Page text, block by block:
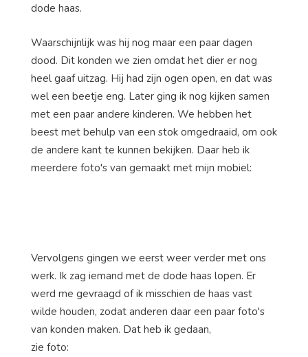
dode haas.
Waarschijnlijk was hij nog maar een paar dagen
dood. Dit konden we zien omdat het dier er nog
heel gaaf uitzag. Hij had zijn ogen open, en dat was
wel een beetje eng. Later ging ik nog kijken samen
met een paar andere kinderen. We hebben het
beest met behulp van een stok omgedraaid, om ook
de andere kant te kunnen bekijken. Daar heb ik
meerdere foto's van gemaakt met mijn mobiel:
Vervolgens gingen we eerst weer verder met ons
werk. Ik zag iemand met de dode haas lopen. Er
werd me gevraagd of ik misschien de haas vast
wilde houden, zodat anderen daar een paar foto's
van konden maken. Dat heb ik gedaan,
zie foto: